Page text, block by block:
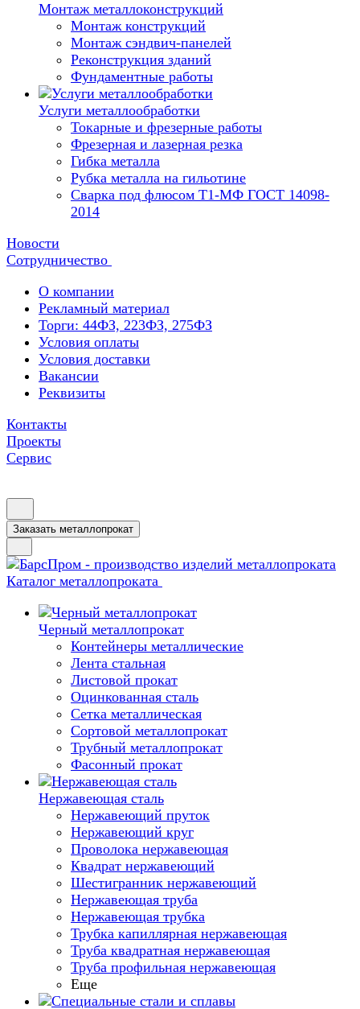
Монтаж металлоконструкций
Монтаж конструкций
Монтаж сэндвич-панелей
Реконструкция зданий
Фундаментные работы
Услуги металлообработки
Токарные и фрезерные работы
Фрезерная и лазерная резка
Гибка металла
Рубка металла на гильотине
Сварка под флюсом Т1-МФ ГОСТ 14098-
2014
Новости
Сотрудничество
О компании
Рекламный материал
Торги: 44ФЗ, 223ФЗ, 275ФЗ
Условия оплаты
Условия доставки
Вакансии
Реквизиты
Контакты
Проекты
Сервис
Заказать металлопрокат
Каталог металлопроката
Черный металлопрокат
Контейнеры металлические
Лента стальная
Листовой прокат
Оцинкованная сталь
Сетка металлическая
Сортовой металлопрокат
Трубный металлопрокат
Фасонный прокат
Нержавеющая сталь
Нержавеющий пруток
Нержавеющий круг
Проволока нержавеющая
Квадрат нержавеющий
Шестигранник нержавеющий
Нержавеющая труба
Нержавеющая трубка
Трубка капиллярная нержавеющая
Труба квадратная нержавеющая
Труба профильная нержавеющая
Еще